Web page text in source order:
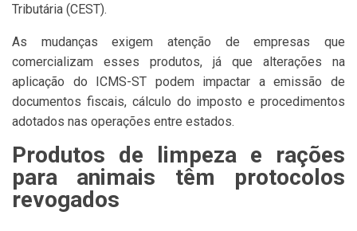
Tributária (CEST).
As mudanças exigem atenção de empresas que
comercializam esses produtos, já que alterações na
aplicação do ICMS-ST podem impactar a emissão de
documentos fiscais, cálculo do imposto e procedimentos
adotados nas operações entre estados.
Produtos de limpeza e rações
para animais têm protocolos
revogados